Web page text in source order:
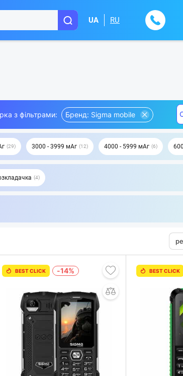
UA RU
з фільтрами: Бренд: Sigma mobile
29 3000 - 3999 мАг 12 4000 - 5999 мАг 6
4
BEST CLICK -14% BEST CLICK